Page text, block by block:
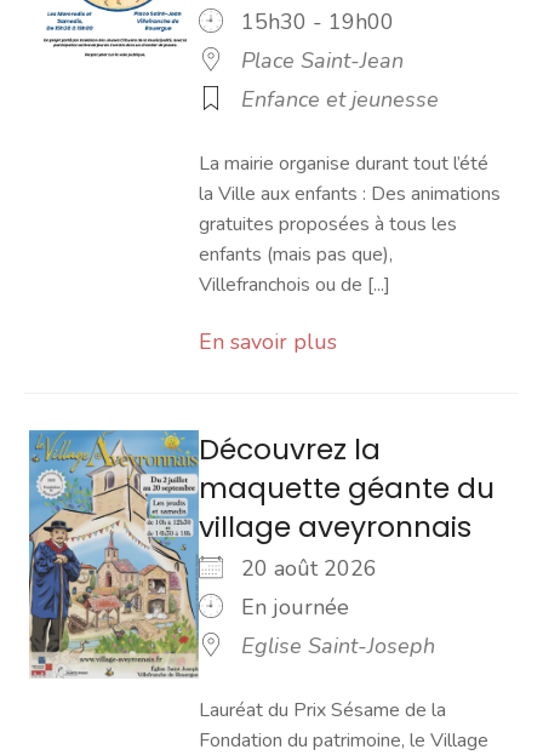
15h30 - 19h00
Place Saint-Jean
Enfance et jeunesse
La mairie organise durant tout l’été
la Ville aux enfants : Des animations
gratuites proposées à tous les
enfants (mais pas que),
Villefranchois ou de [...]
En savoir plus
Découvrez la
maquette géante du
village aveyronnais
20 août 2026
En journée
Eglise Saint-Joseph
Lauréat du Prix Sésame de la
Fondation du patrimoine, le Village